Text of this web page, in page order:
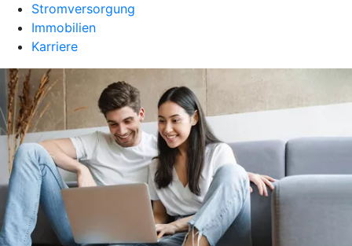
Stromversorgung
Immobilien
Karriere